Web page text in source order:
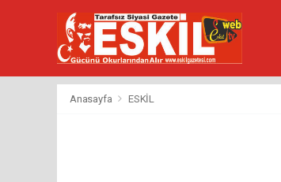
Anasayfa ESKİL